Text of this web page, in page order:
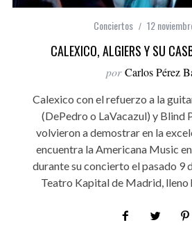
Conciertos 12
CALEXICO, ALGIERS Y SU
por Carlos Pérez
Calexico con el refuerzo a la
(DePedro o LaVacazul) y Blind
volvieron a demostrar en la
encuentra la Americana Music
durante su concierto el pasado 9
Teatro Kapital de Madrid, lleno